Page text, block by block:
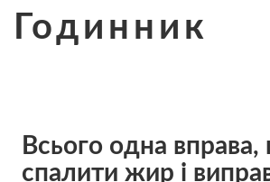
Годинник
Всього одна
спалити жир і